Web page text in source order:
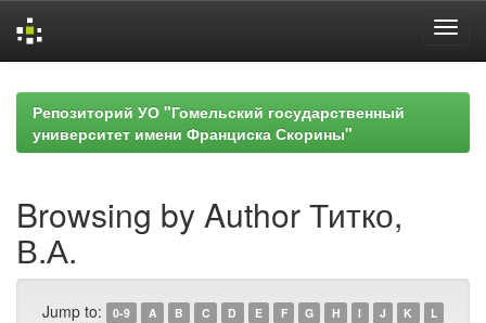
navigationРепозиторий УО "Гомельский государственный
университет имени Франциска Скорины"
Browsing by Author Титко,
В.А.
Jump to: 0-9 A B C D E F G H I J K
L